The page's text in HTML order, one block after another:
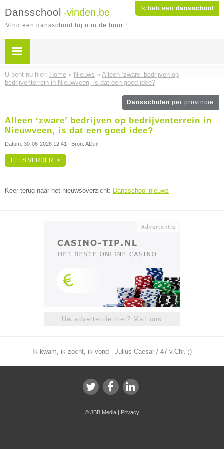
Ik heb een dansschool
Dansschool -vinden.be
Vind een dansschool bij u in de buurt!
U bent nu hier: Home » Nieuws » Alleen ‘zware’ bedrijven op
bedrijventerrein in Nieuwveen, is dat een goed idee?
Dansscholen per provincie
Alleen ‘zware’ bedrijven op bedrijventerrein in
Nieuwveen, is dat een goed idee?
Datum: 30-06-2026 12:41 | Bron: AD.nl
LEES VERDER
Keer terug naar het nieuwsoverzicht: Dansschool nieuws
Uw advertentie hier? Mail ons
Ik kwam, ik zocht, ik vond - Julius Caesar / 47 v.Chr. ;)
© JBB Media| Privacy